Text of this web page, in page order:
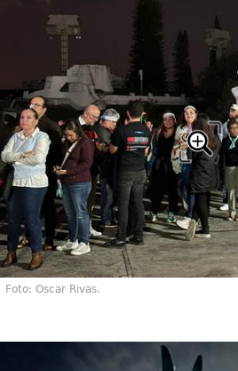
Foto: Oscar Rivas.